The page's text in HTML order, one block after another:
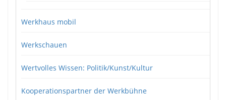
Werkhaus mobil
Werkschauen
Wertvolles Wissen: Politik/Kunst/Kultur
Kooperationspartner der Werkbühne